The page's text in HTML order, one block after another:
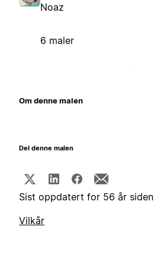
Noaz
6 maler
Om denne malen
Del denne malen
Sist oppdatert for 56 år siden
Vilkår